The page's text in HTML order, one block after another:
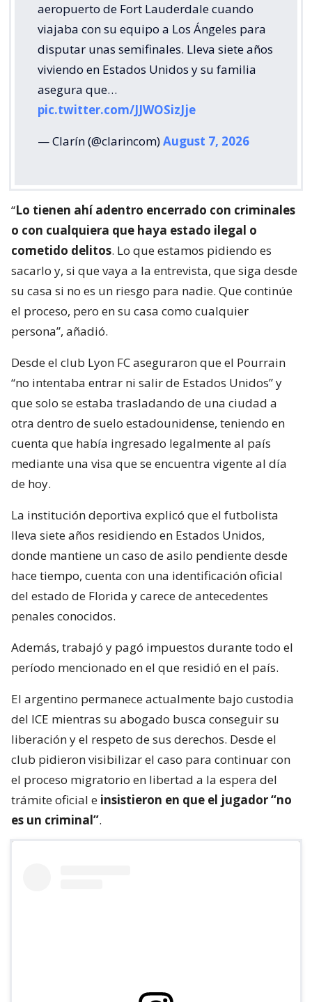
aeropuerto de Fort Lauderdale cuando
viajaba con su equipo a Los Ángeles para
disputar unas semifinales. Lleva siete años
viviendo en Estados Unidos y su familia
asegura que…
pic.twitter.com/JJWOSizJje
— Clarín (@clarincom)August 7, 2026
“Lo tienen ahí adentro encerrado con criminales
o con cualquiera que haya estado ilegal o
cometido delitos. Lo que estamos pidiendo es
sacarlo y, si que vaya a la entrevista, que siga desde
su casa si no es un riesgo para nadie. Que continúe
el proceso, pero en su casa como cualquier
persona”, añadió.
Desde el club Lyon FC aseguraron que el Pourrain
“no intentaba entrar ni salir de Estados Unidos” y
que solo se estaba trasladando de una ciudad a
otra dentro de suelo estadounidense, teniendo en
cuenta que había ingresado legalmente al país
mediante una visa que se encuentra vigente al día
de hoy.
La institución deportiva explicó que el futbolista
lleva siete años residiendo en Estados Unidos,
donde mantiene un caso de asilo pendiente desde
hace tiempo, cuenta con una identificación oficial
del estado de Florida y carece de antecedentes
penales conocidos.
Además, trabajó y pagó impuestos durante todo el
período mencionado en el que residió en el país.
El argentino permanece actualmente bajo custodia
del ICE mientras su abogado busca conseguir su
liberación y el respeto de sus derechos. Desde el
club pidieron visibilizar el caso para continuar con
el proceso migratorio en libertad a la espera del
trámite oficial e insistieron en que el jugador “no
es un criminal”.